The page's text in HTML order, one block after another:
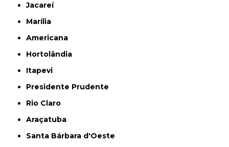
Jacareí
Marília
Americana
Hortolândia
Itapevi
Presidente Prudente
Rio Claro
Araçatuba
Santa Bárbara d'Oeste